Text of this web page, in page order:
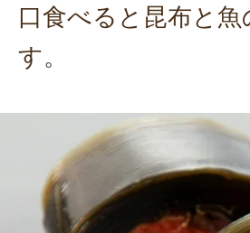
口食べると昆布と
す。